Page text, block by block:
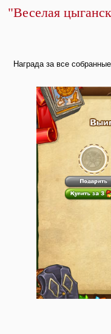
"Веселая
Награда за все